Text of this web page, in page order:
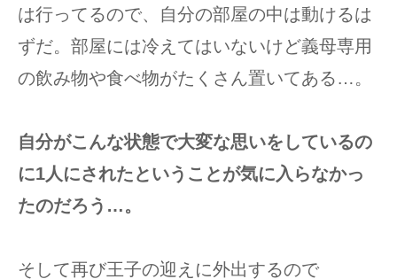
は行ってるので、自分の部屋の中は動けるは
ずだ。部屋には冷えてはいないけど義母専用
の飲み物や食べ物がたくさん置いてある…。
自分がこんな状態で大変な思いをしているの
に1人にされたということが気に入らなかっ
たのだろう…。
そして再び王子の迎えに外出するので